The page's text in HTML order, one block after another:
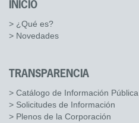
INICIO
> ¿Qué es?
> Novedades
TRANSPARENCIA
> Catálogo de Información Pública
> Solicitudes de Información
> Plenos de la Corporación